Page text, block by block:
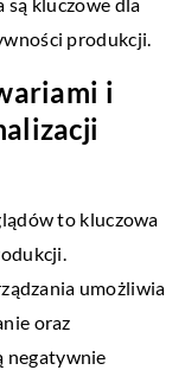
produkcji.
i
to kluczowa
umożliwia
oraz
negatywnie